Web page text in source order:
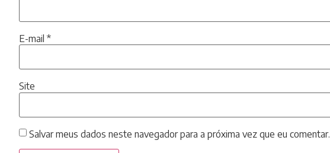
E-mail *
Site
Salvar meus dados neste navegador para a próxima vez que eu comentar.